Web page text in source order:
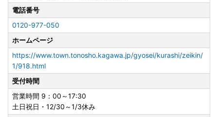
電話番号
0120-977-050
ホームページ
https://www.town.tonosho.kagawa.jp/gyosei/kurashi/zeikin/
1/918.html
受付時間
営業時間 9：00～17:30
土日祝日・12/30～1/3休み